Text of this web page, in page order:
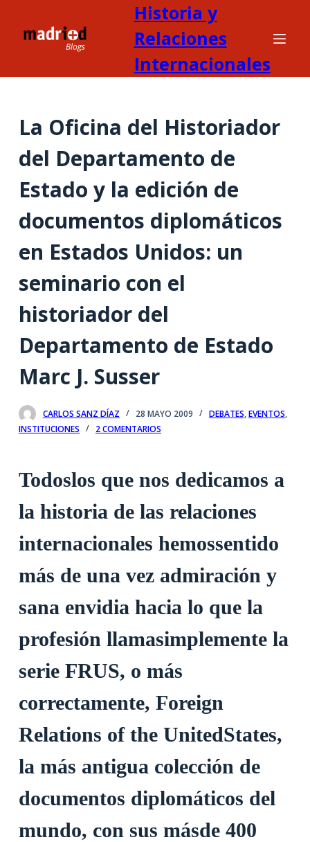
n
d
o
Historia y
Relaciones
Internacionales
La Oficina del Historiador
del Departamento de
Estado y la edición de
documentos diplomáticos
en Estados Unidos: un
seminario con el
historiador del
Departamento de Estado
Marc J. Susser
CARLOS SANZ DÍAZ 28 MAYO 2009 DEBATES,EVENTOS,
INSTITUCIONES
2 COMENTARIOS
Todoslos que nos dedicamos a
la historia de las relaciones
internacionales hemossentido
más de una vez admiración y
sana envidia hacia lo que la
profesión llamasimplemente la
serie FRUS, o más
correctamente, Foreign
Relations of the UnitedStates,
la más antigua colección de
documentos diplomáticos del
mundo, con sus másde 400